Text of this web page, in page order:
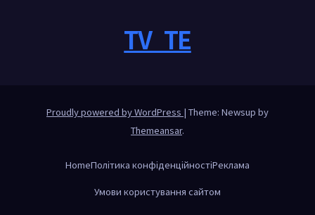
TV_TE
Proudly powered by WordPress | Theme: Newsup by
Themeansar.
HomeПолітика конфіденційностіРеклама
Умови користування сайтом